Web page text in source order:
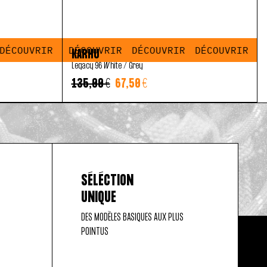
DÉCOUVRIR DÉCOUVRIR DÉCOUVRIR
DÉCOUVRIR DÉCOUVRIR DÉCOUVRIR
DÉCOUVRIR DÉCOUVRIR DÉCOUVRIR DÉCOUVRIR
KARHU
Legacy 96 White / Grey
135,00 € 67,50 €
SÉLÉCTION
UNIQUE
DES MODÈLES BASIQUES AUX PLUS
POINTUS